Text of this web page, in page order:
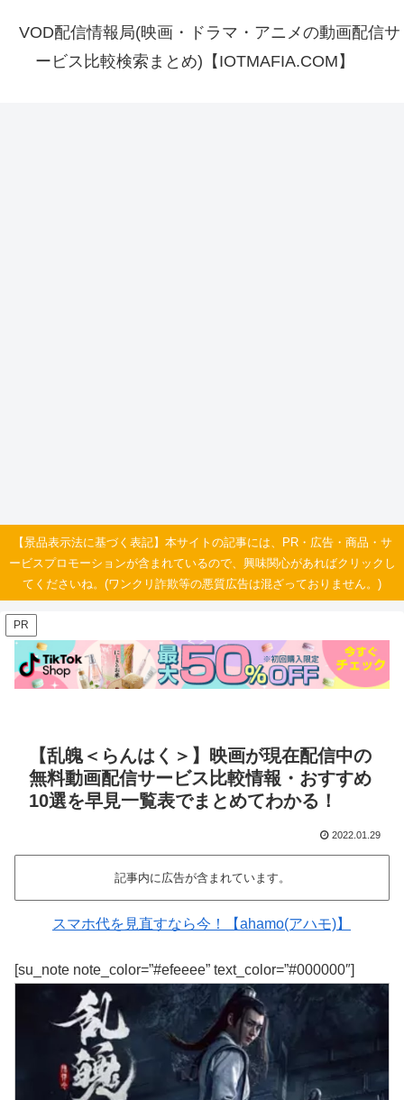
VOD配信情報局(映画・ドラマ・アニメの動画配信サ
ービス比較検索まとめ)【IOTMAFIA.COM】
【景品表示法に基づく表記】本サイトの記事には、PR・広告・商品・サ
ービスプロモーションが含まれているので、興味関心があればクリックし
てくださいね。(ワンクリ詐欺等の悪質広告は混ざっておりません。)
PR
【乱魄＜らんはく＞】映画が現在配信中の
無料動画配信サービス比較情報・おすすめ
10選を早見一覧表でまとめてわかる！
2022.01.29
記事内に広告が含まれています。
スマホ代を見直すなら今！【ahamo(アハモ)】
[su_note note_color=”#efeeee” text_color=”#000000″]